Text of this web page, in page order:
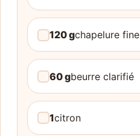
120 gchapelure fine
60 gbeurre clarifié
1citron